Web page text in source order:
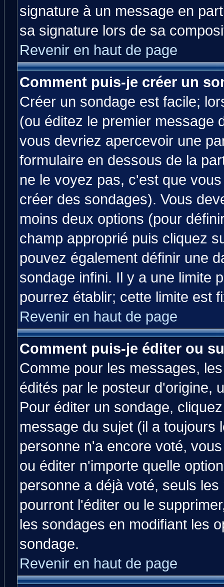
signature à un message en
sa signature lors de sa
Revenir en haut de page
Comment puis-je créer un
Créer un sondage est facile;
(ou éditez le premier message
vous devriez apercevoir une
formulaire en dessous de la
ne le voyez pas, c'est que
créer des sondages). Vous
moins deux options (pour
champ approprié puis cliquez
pouvez également définir une
sondage infini. Il y a une limite
pourrez établir; cette limite est
Revenir en haut de page
Comment puis-je éditer ou
Comme pour les messages,
édités par le posteur d'origine,
Pour éditer un sondage,
message du sujet (il a toujours
personne n'a encore voté,
ou éditer n'importe quelle
personne a déjà voté, seuls
pourront l'éditer ou le
les sondages en modifiant les
sondage.
Revenir en haut de page